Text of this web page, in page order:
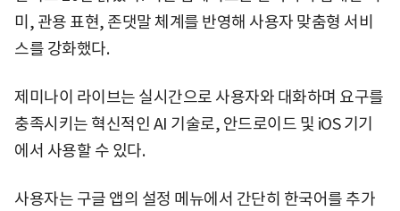
미, 관용 표현, 존댓말 체계를 반영해 사용자 맞춤형 서비
스를 강화했다.
제미나이 라이브는 실시간으로 사용자와 대화하며 요구를
충족시키는 혁신적인 AI 기술로, 안드로이드 및 iOS 기기
에서 사용할 수 있다.
사용자는 구글 앱의 설정 메뉴에서 간단히 한국어를 추가